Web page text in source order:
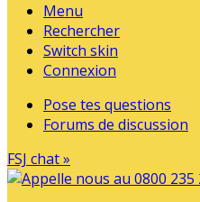
Menu
Rechercher
Switch skin
Connexion
Pose tes questions
Forums de discussion
FSJ chat »